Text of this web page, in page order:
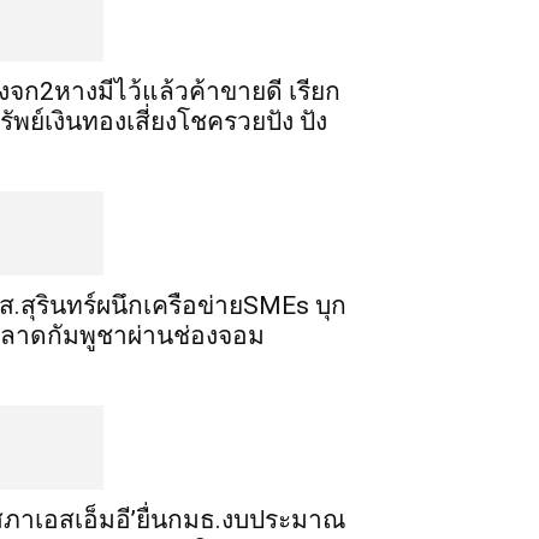
จก​2​หาง​มีไว้แล้ว​ค้าขาย​ดี​ เรียก​
พย์เงินทอง​เสี่ยงโชค​รวยปัง​ ปัง​
.สุรินทร์ผนึกเครือข่ายSMEs บุก
าดกัมพูชาผ่านช่องจอม
ภาเอสเอ็มอี’ยื่นกมธ.งบประมาณ